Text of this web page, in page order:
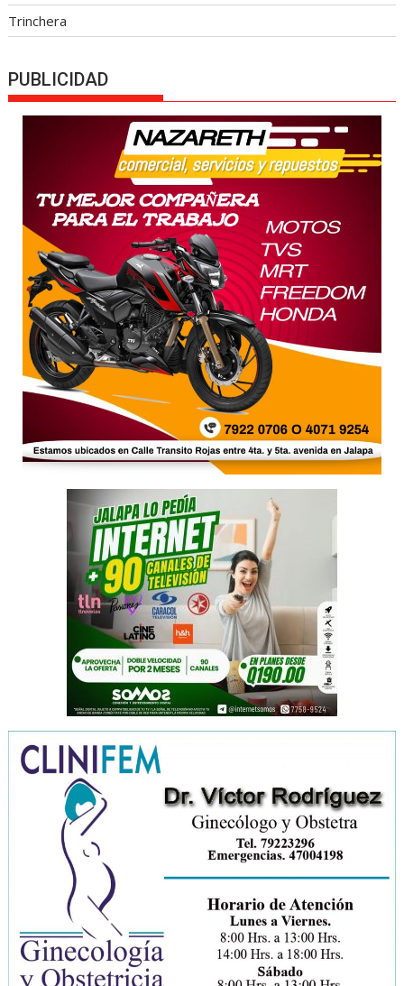
Trinchera
PUBLICIDAD